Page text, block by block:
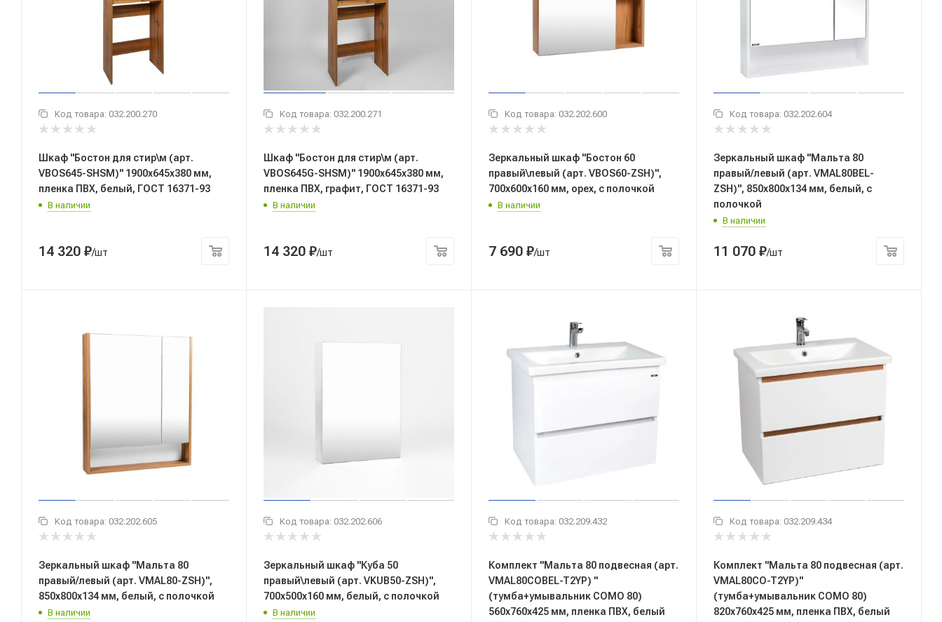
Код товара: 032.200.270
Шкаф "Бостон для стир\м (арт.
VBOS645-SHSM)" 1900x645x380 мм,
пленка ПВХ, белый, ГОСТ 16371-93
В наличии
14 320 ₽/шт
Код товара: 032.200.271
Шкаф "Бостон для стир\м (арт.
VBOS645G-SHSM)" 1900x645x380 мм,
пленка ПВХ, графит, ГОСТ 16371-93
В наличии
14 320 ₽/шт
Код товара: 032.202.600
Зеркальный шкаф "Бостон 60
правый\левый (арт. VBOS60-ZSH)",
700x600x160 мм, орех, с полочкой
В наличии
7 690 ₽/шт
Код товара: 032.202.604
Зеркальный шкаф "Мальта 80
правый/левый (арт. VMAL80BEL-
ZSH)", 850x800x134 мм, белый, с
полочкой
В наличии
11 070 ₽/шт
Код товара: 032.202.605
Зеркальный шкаф "Мальта 80
правый/левый (арт. VMAL80-ZSH)",
850x800x134 мм, белый, с полочкой
В наличии
Код товара: 032.202.606
Зеркальный шкаф "Куба 50
правый\левый (арт. VKUB50-ZSH)",
700x500x160 мм, белый, с полочкой
В наличии
Код товара: 032.209.432
Комплект "Мальта 80 подвесная (арт.
VMAL80COBEL-T2YP) "
(тумба+умывальник COMO 80)
560x760x425 мм, пленка ПВХ, белый
Код товара: 032.209.434
Комплект "Мальта 80 подвесная (арт.
VMAL80CO-T2YP)"
(тумба+умывальник COMO 80)
820x760x425 мм, пленка ПВХ, белый